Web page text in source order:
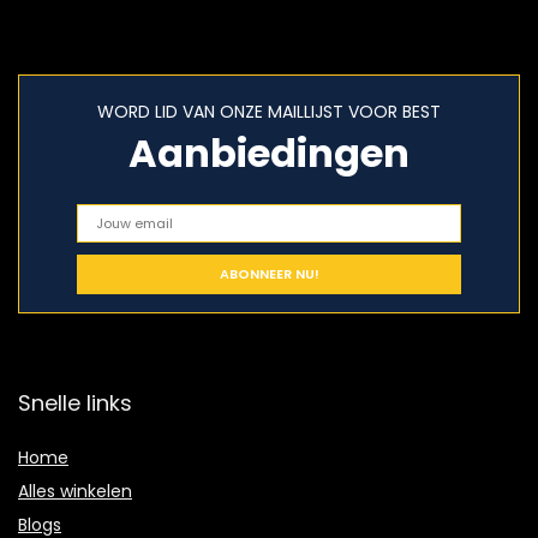
WORD LID VAN ONZE MAILLIJST VOOR BEST
Aanbiedingen
Snelle links
Home
Alles winkelen
Blogs